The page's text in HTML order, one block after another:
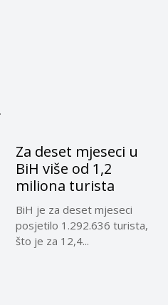
Za deset mjeseci u
BiH više od 1,2
miliona turista
BiH je za deset mjeseci
posjetilo 1.292.636 turista,
što je za 12,4...